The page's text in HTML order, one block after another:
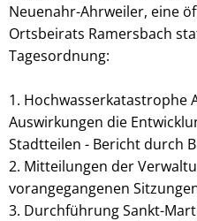
Neuenahr-Ahrweiler, eine
Ortsbeirats Ramersbach
Tagesordnung:
1. Hochwasserkatastrophe
Auswirkungen die
Stadtteilen - Bericht durch
2. Mitteilungen der
vorangegangenen
3. Durchführung Sankt-